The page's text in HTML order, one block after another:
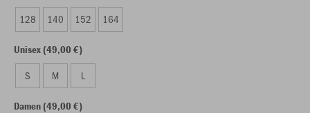
128 140 152 164
Unisex (49,00 €)
S M L
Damen (49,00 €)